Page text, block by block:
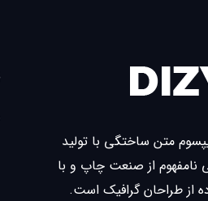
متن ساختگی با تولید
نامفهوم از صنعت چاپ و با
از طراحان گرافیک است.